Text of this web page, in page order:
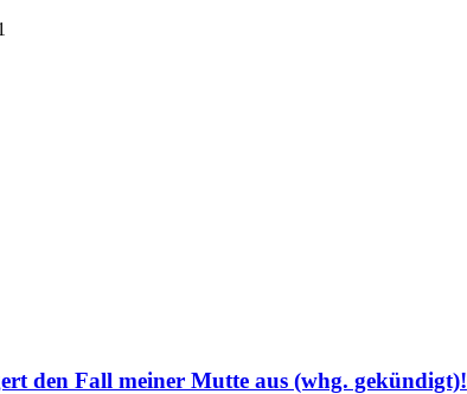
den Fall meiner Mutte aus (whg. gekündigt)!